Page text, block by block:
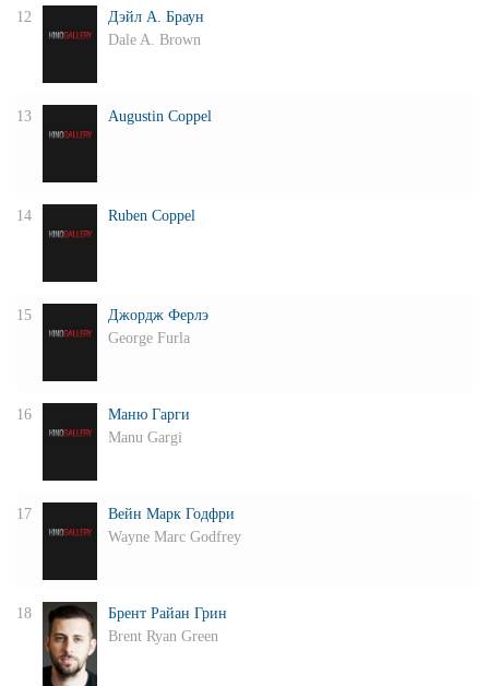
12
Дэйл А. Браун
Dale A. Brown
13 Augustin Coppel
14 Ruben Coppel
15
Джордж Ферлэ
George Furla
16
Маню Гарги
Manu Gargi
17
Вейн Марк Годфри
Wayne Marc Godfrey
18
Брент Райан Грин
Brent Ryan Green